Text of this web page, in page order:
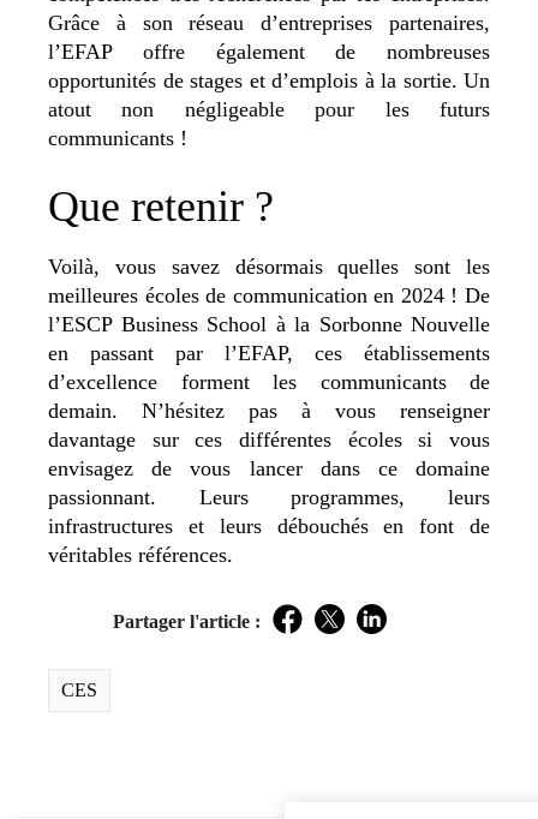
Grâce à son réseau d’entreprises partenaires,
l’EFAP offre également de nombreuses
opportunités de stages et d’emplois à la sortie. Un
atout non négligeable pour les futurs
communicants !
Que retenir ?
Voilà, vous savez désormais quelles sont les
meilleures écoles de communication en 2024 ! De
l’ESCP Business School à la Sorbonne Nouvelle
en passant par l’EFAP, ces établissements
d’excellence forment les communicants de
demain. N’hésitez pas à vous renseigner
davantage sur ces différentes écoles si vous
envisagez de vous lancer dans ce domaine
passionnant. Leurs programmes, leurs
infrastructures et leurs débouchés en font de
véritables références.
Partager l'article : Facebook
TwitterLinkedIn
CES